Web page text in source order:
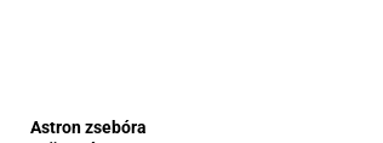
Astron zsebóra